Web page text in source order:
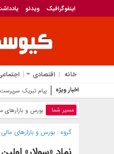
اینفوگرافیک ویدئو
خانه اقتصادی
اخبار ویژه پیام تبریک
مسیر شما بورس و بازار‌های
گروه :بورس و بازار‌های مالی